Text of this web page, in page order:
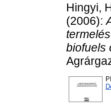
Hingyi,
(2006):
biofuels